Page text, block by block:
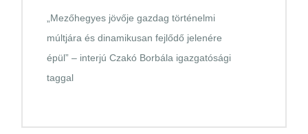
„Mezőhegyes jövője gazdag történelmi
múltjára és dinamikusan fejlődő jelenére
épül” – interjú Czakó Borbála igazgatósági
taggal